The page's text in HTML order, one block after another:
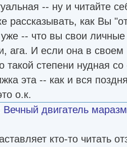
-- ну и читайте
рассказывать, как Вы
-- что вы свои
ага. И если она в своем
степени нудная
эта -- как и вся
о.к.
Вечный двигатель
кто-то читать